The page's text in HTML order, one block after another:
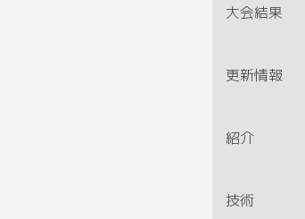
大会結果
更新情報
紹介
技術